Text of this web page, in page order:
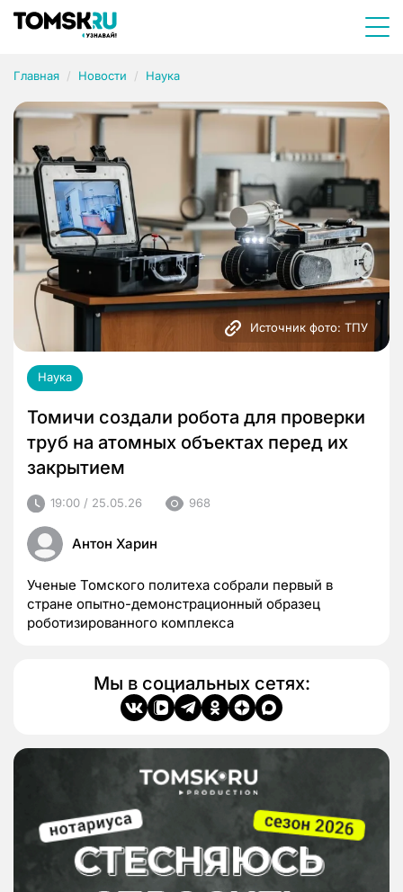
Главная Новости Наука
Источник фото: ТПУ
Наука
Томичи создали робота для проверки
труб на атомных объектах перед их
закрытием
19:00 / 25.05.26 968
Антон Харин
Ученые Томского политеха собрали первый в
стране опытно-демонстрационный образец
роботизированного комплекса
Мы в социальных сетях: